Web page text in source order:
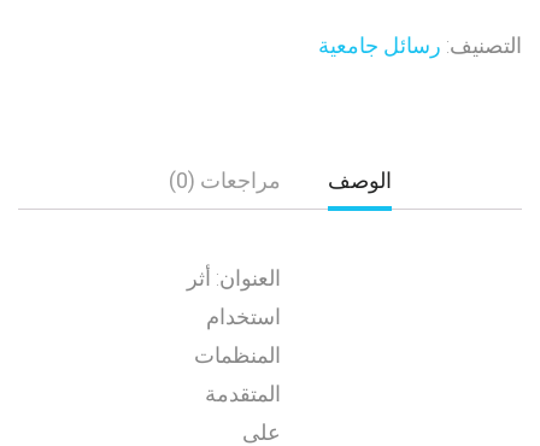
التصنيف: رسائل جامعية
الوصف مراجعات (0)
العنوان: أثر
استخدام
المنظمات
المتقدمة
على